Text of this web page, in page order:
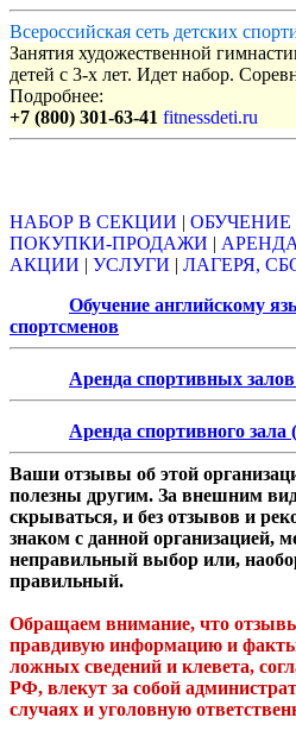
Всероссийская сеть детских
Занятия художественной
детей с 3-х лет. Идет набор.
Подробнее:
+7 (800) 301-63-41 fitnessdeti.ru
НАБОР В СЕКЦИИ | ОБУЧЕНИЕ
ПОКУПКИ-ПРОДАЖИ | АРЕНДА
АКЦИИ | УСЛУГИ | ЛАГЕРЯ,
Обучение английскому
спортсменов
Аренда спортивных
Аренда спортивного
Ваши отзывы об этой
полезны другим. За внешним
скрываться, и без отзывов и
знаком с данной организацией,
неправильный выбор или,
правильный.
Обращаем внимание, что
правдивую информацию и
ложных сведений и клевета,
РФ, влекут за собой
случаях и уголовную